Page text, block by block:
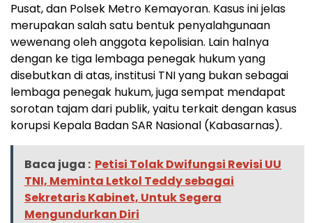
Pusat, dan Polsek Metro Kemayoran. Kasus ini jelas
merupakan salah satu bentuk penyalahgunaan
wewenang oleh anggota kepolisian. Lain halnya
dengan ke tiga lembaga penegak hukum yang
disebutkan di atas, institusi TNI yang bukan sebagai
lembaga penegak hukum, juga sempat mendapat
sorotan tajam dari publik, yaitu terkait dengan kasus
korupsi Kepala Badan SAR Nasional (Kabasarnas).
Baca juga : Petisi Tolak Dwifungsi Revisi UU
TNI, Meminta Letkol Teddy sebagai
Sekretaris Kabinet, Untuk Segera
Mengundurkan Diri